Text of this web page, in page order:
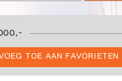
TOE AAN FAVORIETEN